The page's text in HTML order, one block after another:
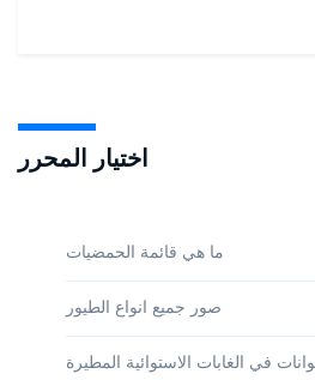
اختيار المحرر
ما هي قائمة الحمضيات
صور جميع انواع الطيور
في الغابات الاستوائية المطيرة